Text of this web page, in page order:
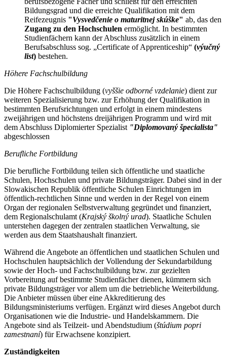
Bildungsgrad und die erreichte Qualifikation mit dem
Reifezeugnis "Vysvedčenie o maturitnej skúške" ab, das den
Zugang zu den Hochschulen ermöglicht. In bestimmten
Studienfächern kann der Abschluss zusätzlich in einem
Berufsabschluss sog. „Certificate of Apprenticeship“ (výučný
list) bestehen.
Höhere Fachschulbildung
Die Höhere Fachschulbildung (vyššie odborné vzdelanie) dient zur
weiteren Spezialisierung bzw. zur Erhöhung der Qualifikation in
bestimmten Berufsrichtungen und erfolgt in einem mindestens
zweijährigen und höchstens dreijährigen Programm und wird mit
dem Abschluss Diplomierter Spezialist "Diplomovaný špecialista"
abgeschlossen
Berufliche Fortbildung
Die berufliche Fortbildung teilen sich öffentliche und staatliche
Schulen, Hochschulen und private Bildungsträger. Dabei sind in der
Slowakischen Republik öffentliche Schulen Einrichtungen im
öffentlich-rechtlichen Sinne und werden in der Regel von einem
Organ der regionalen Selbstverwaltung gegründet und finanziert,
dem Regionalschulamt (Krajský školný urad). Staatliche Schulen
unterstehen dagegen der zentralen staatlichen Verwaltung, sie
werden aus dem Staatshaushalt finanziert.
Während die Angebote an öffentlichen und staatlichen Schulen und
Hochschulen hauptsächlich der Vollendung der Sekundarbildung
sowie der Hoch- und Fachschulbildung bzw. zur gezielten
Vorbereitung auf bestimmte Studienfächer dienen, kümmern sich
private Bildungsträger vor allem um die betriebliche Weiterbildung.
Die Anbieter müssen über eine Akkreditierung des
Bildungsministeriums verfügen. Ergänzt wird dieses Angebot durch
Organisationen wie die Industrie- und Handelskammern. Die
Angebote sind als Teilzeit- und Abendstudium (štúdium popri
zamestnaní) für Erwachsene konzipiert.
Zuständigkeiten